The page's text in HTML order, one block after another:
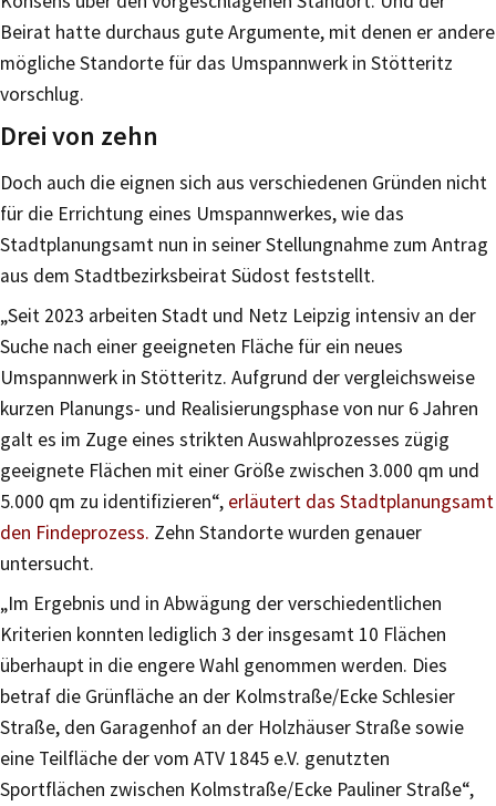
Beirat hatte durchaus gute Argumente, mit denen er andere
mögliche Standorte für das Umspannwerk in Stötteritz
vorschlug.
Drei von zehn
Doch auch die eignen sich aus verschiedenen Gründen nicht
für die Errichtung eines Umspannwerkes, wie das
Stadtplanungsamt nun in seiner Stellungnahme zum Antrag
aus dem Stadtbezirksbeirat Südost feststellt.
„Seit 2023 arbeiten Stadt und Netz Leipzig intensiv an der
Suche nach einer geeigneten Fläche für ein neues
Umspannwerk in Stötteritz. Aufgrund der vergleichsweise
kurzen Planungs- und Realisierungsphase von nur 6 Jahren
galt es im Zuge eines strikten Auswahlprozesses zügig
geeignete Flächen mit einer Größe zwischen 3.000 qm und
5.000 qm zu identifizieren“, erläutert das Stadtplanungsamt
den Findeprozess. Zehn Standorte wurden genauer
untersucht.
„Im Ergebnis und in Abwägung der verschiedentlichen
Kriterien konnten lediglich 3 der insgesamt 10 Flächen
überhaupt in die engere Wahl genommen werden. Dies
betraf die Grünfläche an der Kolmstraße/Ecke Schlesier
Straße, den Garagenhof an der Holzhäuser Straße sowie
eine Teilfläche der vom ATV 1845 e.V. genutzten
Sportflächen zwischen Kolmstraße/Ecke Pauliner Straße“,